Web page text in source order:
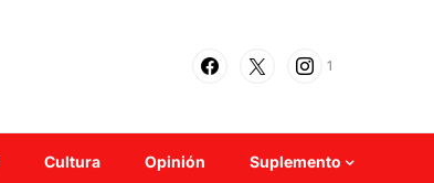
1
Cultura Opinión Suplemento